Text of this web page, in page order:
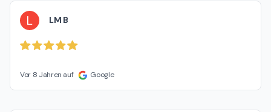
L LM B
Vor 8 Jahren auf Google